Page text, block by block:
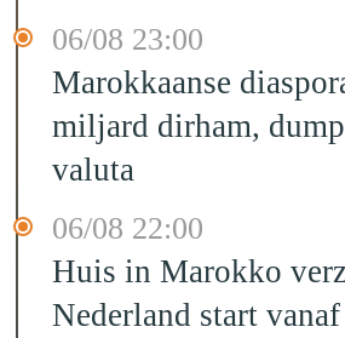
06/08 23:00
Marokkaanse
miljard dirham,
valuta
06/08 22:00
Huis in Marokko
Nederland start